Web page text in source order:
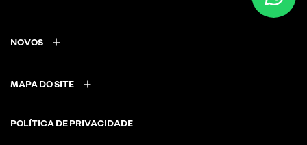
NOVOS
MAPA DO SITE
POLÍTICA DE PRIVACIDADE